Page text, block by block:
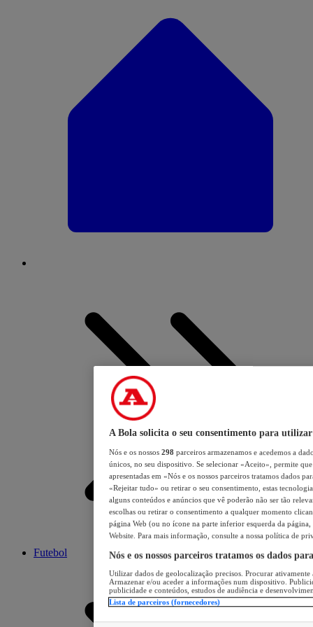
Futebol
A Bola solicita o seu consentimento para utilizar
Nós e os nossos 298 parceiros armazenamos e acedemos a
únicos, no seu dispositivo. Se selecionar «Aceito», permite
apresentadas em «Nós e os nossos parceiros tratamos dados
«Rejeitar tudo» ou retirar o seu consentimento, estas
alguns conteúdos e anúncios que vê poderão não ser tão
escolhas ou retirar o consentimento a qualquer momento
página Web (ou no ícone na parte inferior esquerda da página,
Website. Para mais informação, consulte a nossa política de
Nós e os nossos parceiros tratamos os dados
Utilizar dados de geolocalização precisos. Procurar
Armazenar e/ou aceder a informações num dispositivo.
publicidade e conteúdos, estudos de audiência e
Lista de parceiros (fornecedores)